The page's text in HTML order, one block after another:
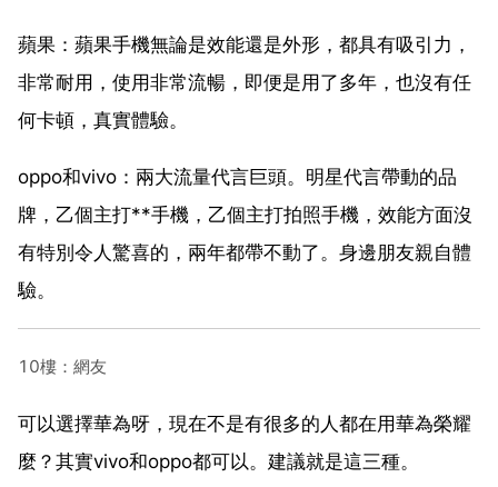
蘋果：蘋果手機無論是效能還是外形，都具有吸引力，
非常耐用，使用非常流暢，即便是用了多年，也沒有任
何卡頓，真實體驗。
oppo和vivo：兩大流量代言巨頭。明星代言帶動的品
牌，乙個主打**手機，乙個主打拍照手機，效能方面沒
有特別令人驚喜的，兩年都帶不動了。身邊朋友親自體
驗。
10樓：網友
可以選擇華為呀，現在不是有很多的人都在用華為榮耀
麼？其實vivo和oppo都可以。建議就是這三種。